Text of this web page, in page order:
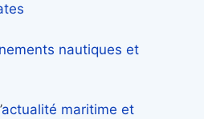
nautiques et
actualité maritime et